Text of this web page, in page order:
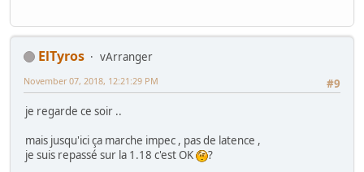
ElTyros
vArranger
#9
November 07, 2018, 12:21:29 PM
je regarde ce soir ..
mais jusqu'ici ça marche impec , pas de latence ,
je suis repassé sur la 1.18 c'est OK
?